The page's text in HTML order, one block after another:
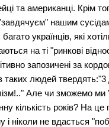
та американці. Крім
нашим
українців, які
на ті "ринкові
запозичені за
з таких людей
Але чи зможемо ми
кількість років? На
і ніколи не вдасться